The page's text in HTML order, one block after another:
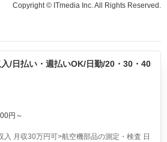
Copyright © ITmedia Inc. All Rights Reserved.
/日払い・週払いOK/日勤/20・30・40
円～
入 月収30万円可>航空機部品の測定・検査 日